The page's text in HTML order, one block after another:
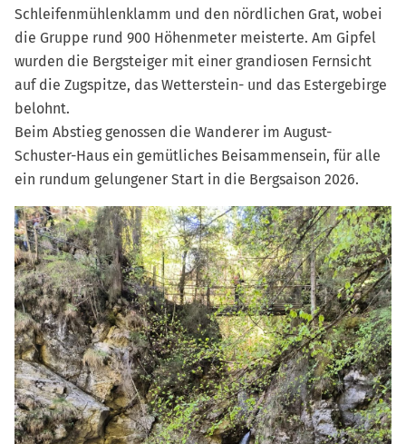
Schleifenmühlenklamm und den nördlichen Grat, wobei
die Gruppe rund 900 Höhenmeter meisterte. Am Gipfel
wurden die Bergsteiger mit einer grandiosen Fernsicht
auf die Zugspitze, das Wetterstein- und das Estergebirge
belohnt.
Beim Abstieg genossen die Wanderer im August-
Schuster-Haus ein gemütliches Beisammensein, für alle
ein rundum gelungener Start in die Bergsaison 2026.